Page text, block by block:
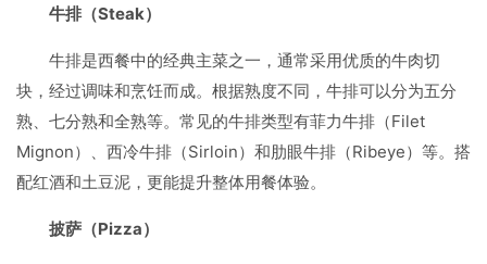
牛排（Steak）
牛排是西餐中的经典主菜之一，通常采用优质的牛肉切
块，经过调味和烹饪而成。根据熟度不同，牛排可以分为五分
熟、七分熟和全熟等。常见的牛排类型有菲力牛排（Filet
Mignon）、西冷牛排（Sirloin）和肋眼牛排（Ribeye）等。搭
配红酒和土豆泥，更能提升整体用餐体验。
披萨（Pizza）